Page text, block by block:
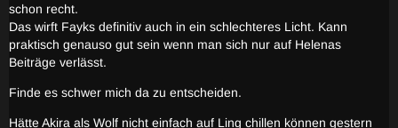
schon recht.
Das wirft Fayks definitiv auch in ein schlechteres Licht. Kann
praktisch genauso gut sein wenn man sich nur auf Helenas
Beiträge verlässt.
Finde es schwer mich da zu entscheiden.
Hätte Akira als Wolf nicht einfach auf Ling chillen können gestern